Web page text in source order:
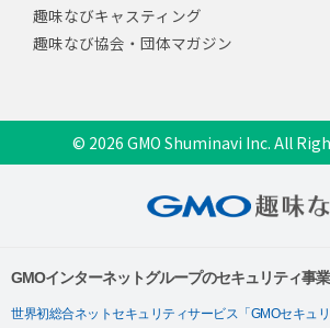
趣味なびキャスティング
趣味なび協会・団体マガジン
© 2026 GMO Shuminavi Inc. All